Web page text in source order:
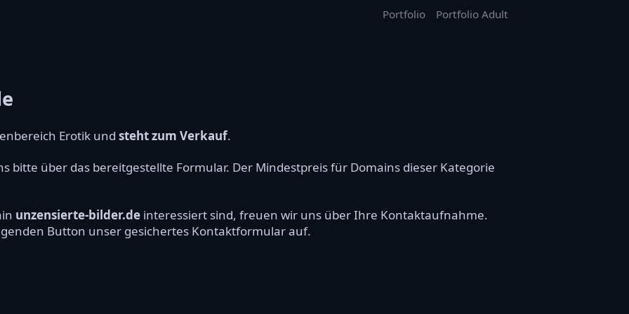
Portfolio Portfolio Adult
Erotik und steht zum Verkauf.
bitte über das bereitgestellte Formular. Der Mindestpreis für Domains dieser Kategorie
unzensierte-bilder.de interessiert sind, freuen wir uns über Ihre Kontaktaufnahme.
Button unser gesichertes Kontaktformular auf.